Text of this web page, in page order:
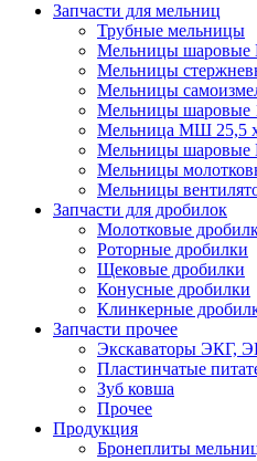
Запчасти для мельниц
Трубные мельницы
Мельницы
Мельницы
Мельницы
Мельницы шаровые
Мельница МШ 25,5
Мельницы
Мельницы
Мельницы
Запчасти для дробилок
Молотковые
Роторные дробилки
Щековые дробилки
Конусные дробилки
Клинкерные
Запчасти прочее
Экскаваторы ЭКГ,
Пластинчатые
Зуб ковша
Прочее
Продукция
Бронеплиты